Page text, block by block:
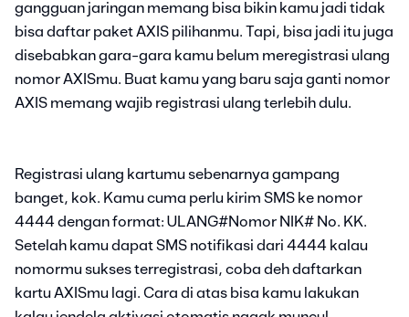
gangguan jaringan memang bisa bikin kamu jadi tidak
bisa daftar paket AXIS pilihanmu. Tapi, bisa jadi itu juga
disebabkan gara-gara kamu belum meregistrasi ulang
nomor AXISmu. Buat kamu yang baru saja ganti nomor
AXIS memang wajib registrasi ulang terlebih dulu.
Registrasi ulang kartumu sebenarnya gampang
banget, kok. Kamu cuma perlu kirim SMS ke nomor
4444 dengan format: ULANG#Nomor NIK# No. KK.
Setelah kamu dapat SMS notifikasi dari 4444 kalau
nomormu sukses terregistrasi, coba deh daftarkan
kartu AXISmu lagi. Cara di atas bisa kamu lakukan